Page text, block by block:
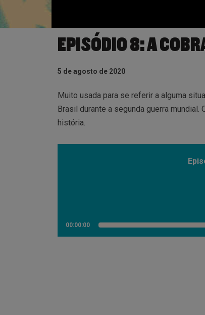
EPISÓDIO 8: A
5 de agosto de 2020
Muito usada para se referir a alguma
Brasil durante a segunda guerra
história.
00:00:00